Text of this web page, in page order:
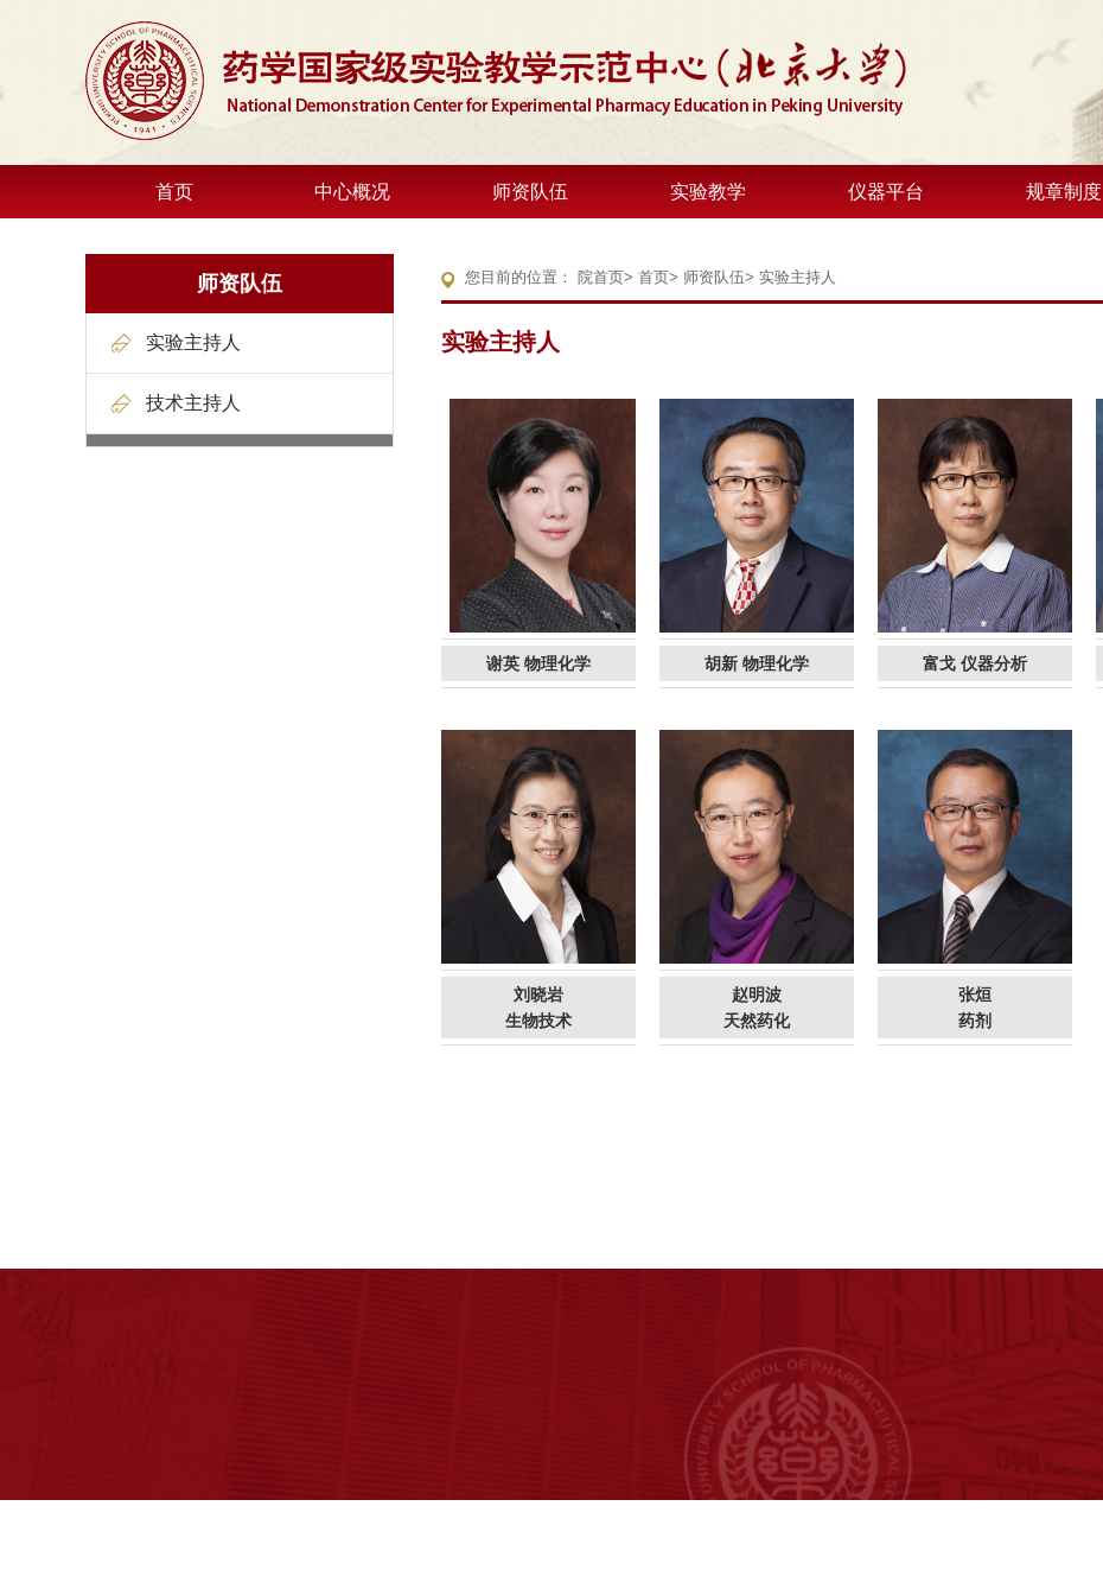
首页 中心概况 师资队伍 实验教学 仪器平台 规章制度
师资队伍
实验主持人
技术主持人
您目前的位置： 院首页> 首页> 师资队伍> 实验主持人
实验主持人
谢英 物理化学 胡新 物理化学 富戈 仪器分析
刘晓岩
生物技术
赵明波
天然药化
张烜
药剂